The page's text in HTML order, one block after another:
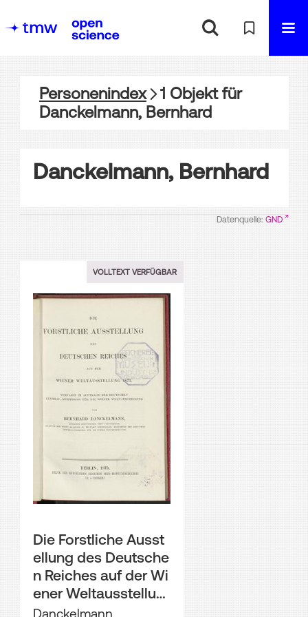
Personenindex 1 Objektfür
Danckelmann, Bernhard
Danckelmann, Bernhard
Datenquelle: GND
VOLLTEXT VERFÜGBAR
Die Forstliche Ausst
ellung des Deutsche
n Reiches auf der Wi
ener Weltausstellun
g 1873
Danckelmann,